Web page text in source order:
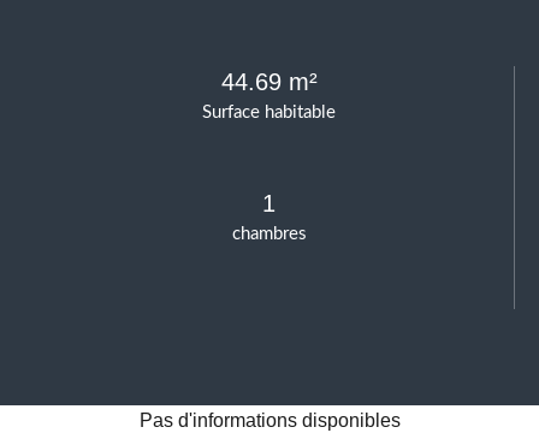
Surface habitable
44.69 m²
chambres
1
Pas d'informations disponibles